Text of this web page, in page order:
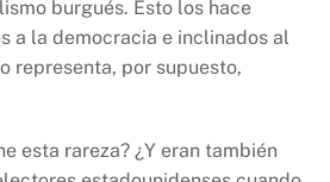
burgués. Esto los hace
a la democracia e inclinados al
representa, por supuesto,
esta rareza? ¿Y eran también